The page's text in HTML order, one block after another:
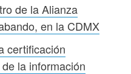
de la Alianza
en la CDMX
certificación
la información